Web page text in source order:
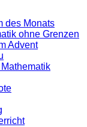
des Monats
ohne Grenzen
Advent